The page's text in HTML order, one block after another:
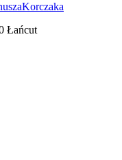
Łańcut